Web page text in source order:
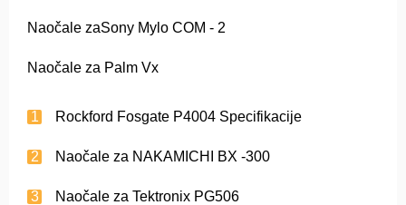
Naočale zaSony Mylo COM - 2
Naočale za Palm Vx
Rockford Fosgate P4004 Specifikacije
Naočale za NAKAMICHI BX -300
Naočale za Tektronix PG506